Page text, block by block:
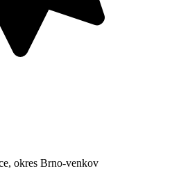
okres Brno-venkov